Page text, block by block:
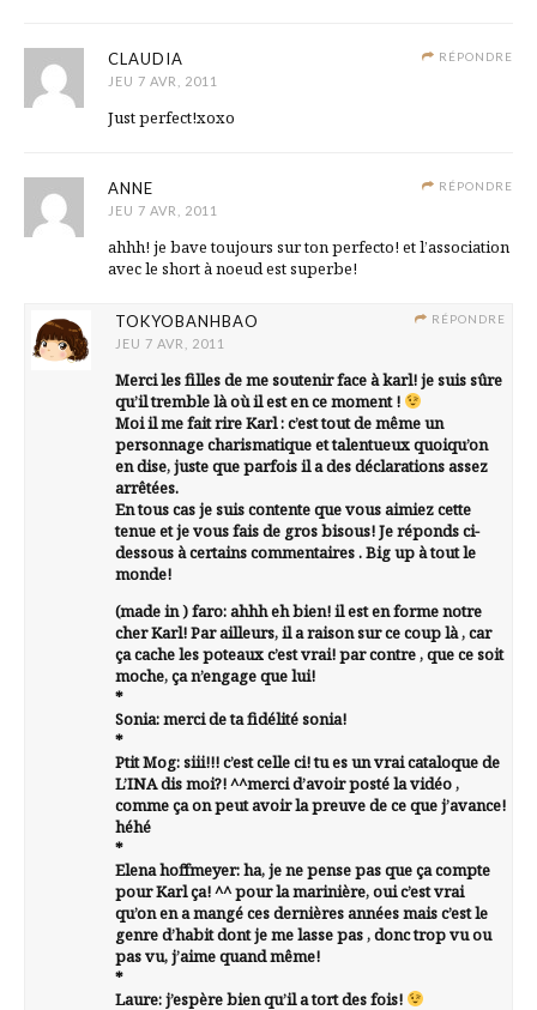
RÉPONDRE
CLAUDIA
JEU 7 AVR, 2011
Just perfect!xoxo
RÉPONDRE
ANNE
JEU 7 AVR, 2011
ahhh! je bave toujours sur ton perfecto! et l’association
avec le short à noeud est superbe!
RÉPONDRE
TOKYOBANHBAO
JEU 7 AVR, 2011
Merci les filles de me soutenir face à karl! je suis sûre
qu’il tremble là où il est en ce moment !
Moi il me fait rire Karl : c’est tout de même un
personnage charismatique et talentueux quoiqu’on
en dise, juste que parfois il a des déclarations assez
arrêtées.
En tous cas je suis contente que vous aimiez cette
tenue et je vous fais de gros bisous! Je réponds ci-
dessous à certains commentaires . Big up à tout le
monde!
(made in ) faro: ahhh eh bien! il est en forme notre
cher Karl! Par ailleurs, il a raison sur ce coup là , car
ça cache les poteaux c’est vrai! par contre , que ce soit
moche, ça n’engage que lui!
*
Sonia: merci de ta fidélité sonia!
*
Ptit Mog: siii!!! c’est celle ci! tu es un vrai cataloque de
L’INA dis moi?! ^^merci d’avoir posté la vidéo ,
comme ça on peut avoir la preuve de ce que j’avance!
héhé
*
Elena hoffmeyer: ha, je ne pense pas que ça compte
pour Karl ça! ^^ pour la marinière, oui c’est vrai
qu’on en a mangé ces dernières années mais c’est le
genre d’habit dont je me lasse pas , donc trop vu ou
pas vu, j’aime quand même!
*
Laure: j’espère bien qu’il a tort des fois!